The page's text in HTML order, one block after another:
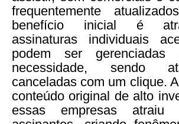
frequentemente
benefício inicial é
assinaturas individuais
podem ser gerenciadas
necessidade, sendo
canceladas com um clique.
conteúdo original de alto
essas empresas atraiu